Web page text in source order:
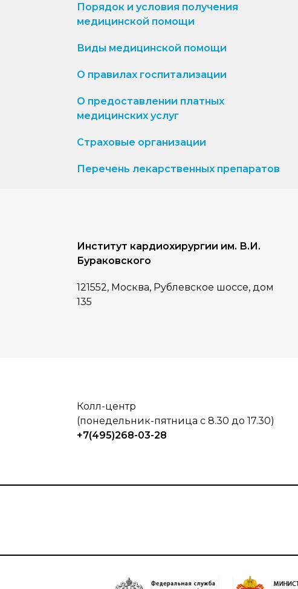
Порядок и условия получения
медицинской помощи
Виды медицинской помощи
О правилах госпитализации
О предоставлении платных
медицинских услуг
Страховые организации
Перечень лекарственных препаратов
Институт кардиохирургии им. В.И.
Бураковского
121552, Москва, Рублевское шоссе, дом
135
Колл-центр
(понедельник-пятница с 8.30 до 17.30)
+7(495)268-03-28